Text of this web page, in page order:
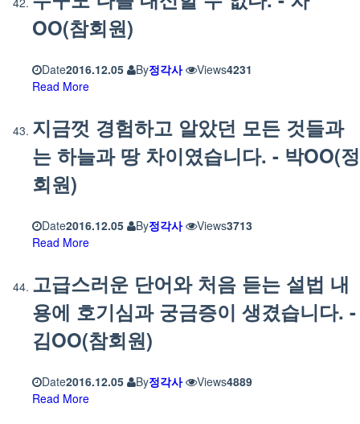
OO(참회원)
Date2016.12.05 By정각사 Views4231
Read More
지금껏 경험하고 알았던 모든 것들과
는 하늘과 땅 차이였습니다. - 박OO(정
회원)
Date2016.12.05 By정각사 Views3713
Read More
고급스러운 단어와 처음 듣는 설법 내
용에 호기심과 궁금증이 생겼습니다. -
김OO(참회원)
Date2016.12.05 By정각사 Views4889
Read More